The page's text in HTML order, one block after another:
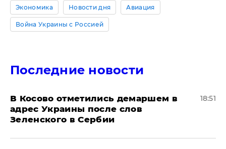
Экономика Новости дня Авиация
Война Украины с Россией
Последние новости
В Косово отметились демаршем в
адрес Украины после слов
Зеленского в Сербии
18:51